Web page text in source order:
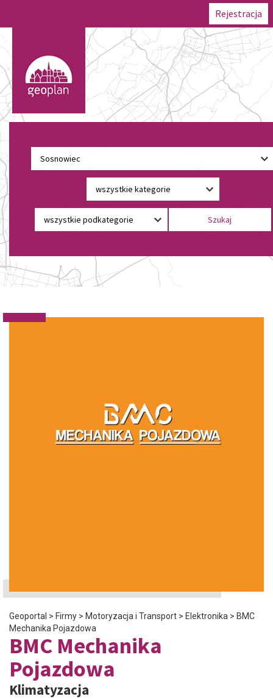
Rejestracja
Geoportal > Firmy > Motoryzacja i Transport > Elektronika > BMC
Mechanika Pojazdowa
BMC Mechanika
Pojazdowa
Klimatyzacja